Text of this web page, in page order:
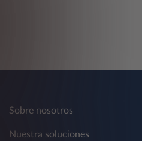
Sobre nosotros
Nuestra soluciones